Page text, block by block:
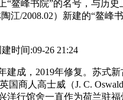
鳌峰书院”的名号，与历
江/2008.02）新建的“鳌峰
时间:09-26 21:24
建成，2019年修复。苏
国商人高士威（J. C.
洋行馆舍一直作为荷兰驻